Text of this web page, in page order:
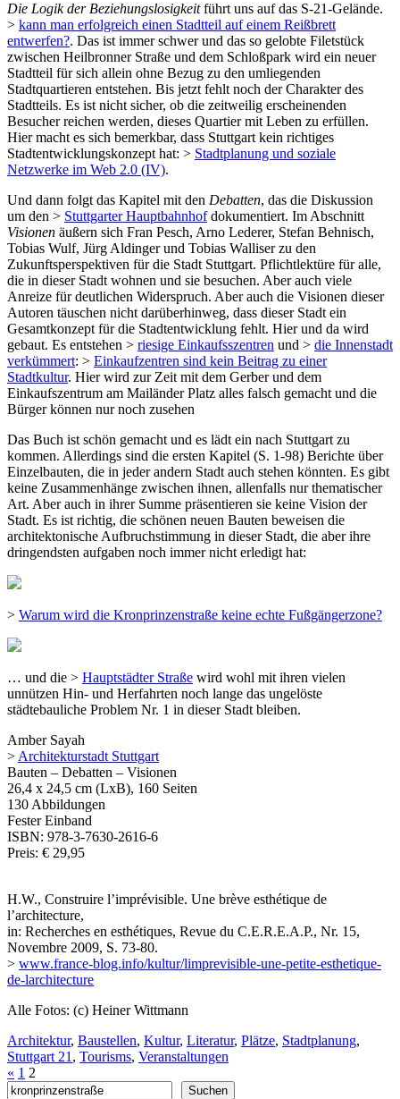
Die Logik der Beziehungslosigkeitführt uns auf das S-21-Gelände.
> kann man erfolgreich einen Stadtteil auf einem Reißbrett
entwerfen?. Das ist immer schwer und das so gelobte Filetstück
zwischen Heilbronner Straße und dem Schloßpark wird ein neuer
Stadtteil für sich allein ohne Bezug zu den umliegenden
Stadtquartieren entstehen. Bis jetzt fehlt noch der Charakter des
Stadtteils. Es ist nicht sicher, ob die zeitweilig erscheinenden
Besucher reichen werden, dieses Quartier mit Leben zu erfüllen.
Hier macht es sich bemerkbar, dass Stuttgart kein richtiges
Stadtentwicklungskonzept hat: > Stadtplanung und soziale
Netzwerke im Web 2.0 (IV).
Und dann folgt das Kapitel mit den Debatten, das die Diskussion
um den > Stuttgarter Hauptbahnhofdokumentiert. Im Abschnitt
Visionen äußern sich Fran Pesch, Arno Lederer, Stefan Behnisch,
Tobias Wulf, Jürg Aldinger und Tobias Walliser zu den
Zukunftsperspektiven für die Stadt Stuttgart. Pflichtlektüre für alle,
die in dieser Stadt wohnen und sie besuchen. Aber auch viele
Anreize für deutlichen Widerspruch. Aber auch die Visionen dieser
Autoren täuschen nicht darüberhinweg, dass dieser Stadt ein
Gesamtkonzept für die Stadtentwicklung fehlt. Hier und da wird
gebaut. Es entstehen > riesige Einkaufsszentren und > die Innenstadt
verkümmert: > Einkaufzentren sind kein Beitrag zu einer
Stadtkultur. Hier wird zur Zeit mit dem Gerber und dem
Einkaufszentrum am Mailänder Platz alles falsch gemacht und die
Bürger können nur noch zusehen
Das Buch ist schön gemacht und es lädt ein nach Stuttgart zu
kommen. Allerdings sind die ersten Kapitel (S. 1-98) Berichte über
Einzelbauten, die in jeder andern Stadt auch stehen könnten. Es gibt
keine Zusammenhänge zwischen ihnen, allenfalls nur thematischer
Art. Aber auch in ihrer Summe präsentieren sie keine Vision der
Stadt. Es ist richtig, die schönen neuen Bauten beweisen die
architektonische Aufbruchstimmung in dieser Stadt, die aber ihre
dringendsten aufgaben noch immer nicht erledigt hat:
> Warum wird die Kronprinzenstraße keine echte Fußgängerzone?
… und die > Hauptstädter Straße wird wohl mit ihren vielen
unnützen Hin- und Herfahrten noch lange das ungelöste
städtebauliche Problem Nr. 1 in dieser Stadt bleiben.
Amber Sayah
> Architekturstadt Stuttgart
Bauten – Debatten – Visionen
26,4 x 24,5 cm (LxB), 160 Seiten
130 Abbildungen
Fester Einband
ISBN: 978-3-7630-2616-6
Preis: € 29,95
H.W., Construire l’imprévisible. Une brève esthétique de
l’architecture,
in: Recherches en esthétiques, Revue du C.E.R.E.A.P., Nr. 15,
Novembre 2009, S. 73-80.
> www.france-blog.info/kultur/limprevisible-une-petite-esthetique-
de-larchitecture
Alle Fotos: (c) Heiner Wittmann
Architektur, Baustellen, Kultur, Literatur, Plätze, Stadtplanung,
Stuttgart 21 , Tourisms, Veranstaltungen
« 1 2
Suchen
Suchen